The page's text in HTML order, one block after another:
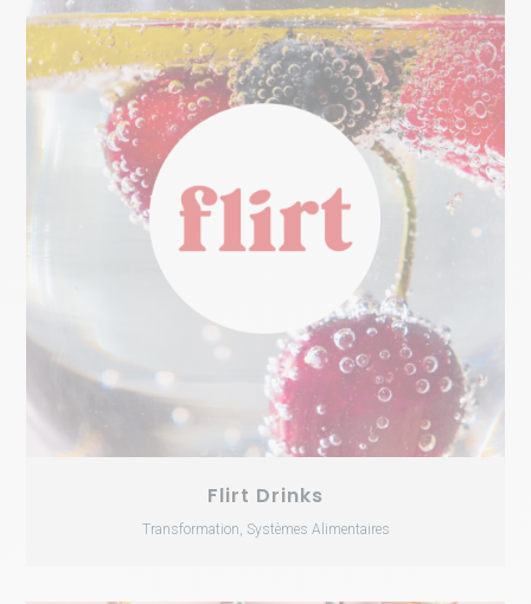
Flirt Drinks
Transformation, Systèmes Alimentaires